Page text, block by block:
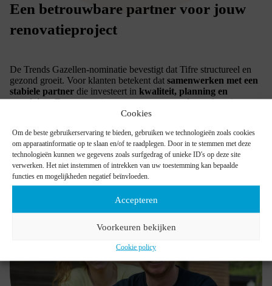
Cookies
Om de beste gebruikerservaring te bieden, gebruiken we technologieën zoals cookies
om apparaatinformatie op te slaan en/of te raadplegen. Door in te stemmen met deze
technologieën kunnen we gegevens zoals surfgedrag of unieke ID's op deze site
verwerken. Het niet instemmen of intrekken van uw toestemming kan bepaalde
functies en mogelijkheden negatief beïnvloeden.
Accepteren
Voorkeuren bekijken
Cookie policy
Een betrouwbare partner voor jouw
renovatieproject
De Trends Gazellen-nominatie bevestigt dat Tifre structureel en
gezond groeit. Voor klanten betekent dat samenwerken met een
stabiele partner die investeert in kwaliteit, planning en
opvolging. Een renovatie vraagt vertrouwen, deze erkenning
onderstreept dat projecten bij Tifre in
ONTDEK ONZE AANPAK IN TOTAALRENOVATIES